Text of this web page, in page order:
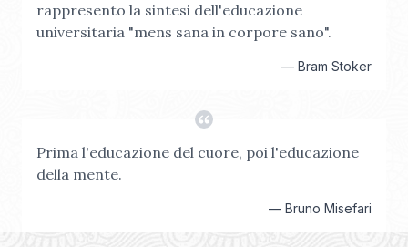
rappresento la sintesi dell'educazione
universitaria "mens sana in corpore sano".
— Bram Stoker
Prima l'educazione del cuore, poi l'educazione
della mente.
— Bruno Misefari